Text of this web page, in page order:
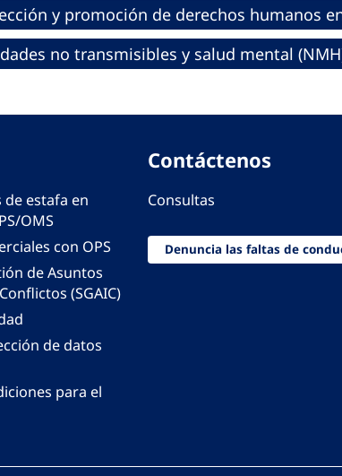
y promoción de derechos humanos
no transmisibles y salud mental
estafa en
OMS
con OPS
de Asuntos
(SGAIC)
de datos
para el
Contáctenos
Consultas
Denuncia las faltas de